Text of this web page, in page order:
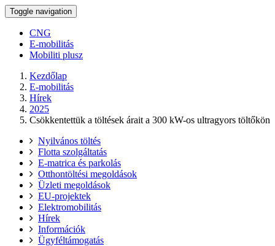
Toggle navigation
CNG
E-mobilitás
Mobiliti plusz
Kezdőlap
E-mobilitás
Hírek
2025
Csökkentettük a töltések árait a 300 kW-os ultragyors töltőkön
Nyilvános töltés
Flotta szolgáltatás
E-matrica és parkolás
Otthontöltési megoldások
Üzleti megoldások
EU-projektek
Elektromobilitás
Hírek
Információk
Ügyféltámogatás